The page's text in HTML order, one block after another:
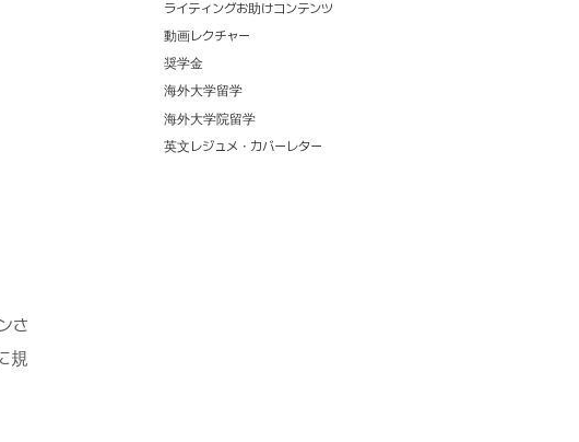
さ
規
ライティングお助けコンテンツ
動画レクチャー
奨学金
海外大学留学
海外大学院留学
英文レジュメ・カバーレター